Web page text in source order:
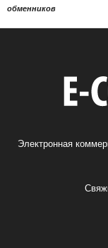
обменников
Электронная